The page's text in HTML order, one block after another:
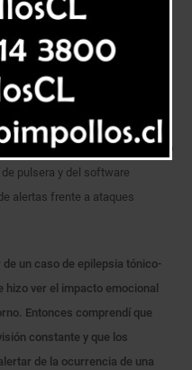
y una solución asequible
fueron las principales
ingeniero informático de la
San Felipe, Diego Ramírez
Wentelemn, Diego llevó a cabo
pulsera y del software
alertas frente a ataques
un caso de epilepsia tónico-
ver el impacto emocional
Entonces comprendí que
constante y que los
de la ocurrencia de una